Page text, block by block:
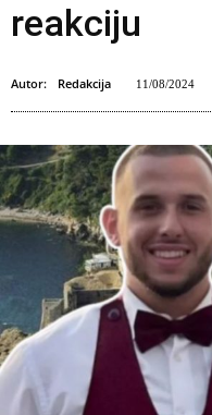
reakciju
Autor: Redakcija 11/08/2024